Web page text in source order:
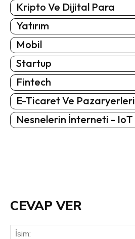
Kripto Ve Dijital Para
Yatırım
Mobil
Startup
Fintech
E-Ticaret Ve Pazaryerleri
Nesnelerin İnterneti - IoT
CEVAP VER